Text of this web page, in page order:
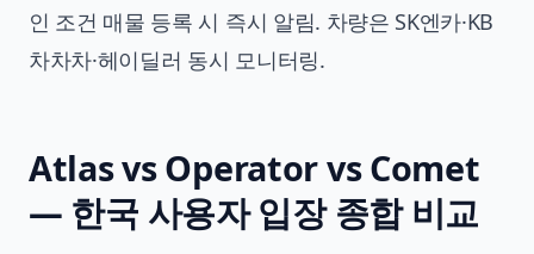
인 조건 매물 등록 시 즉시 알림. 차량은 SK엔카·KB
차차차·헤이딜러 동시 모니터링.
Atlas vs Operator vs Comet
— 한국 사용자 입장 종합 비교